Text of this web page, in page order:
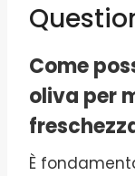
Come
oliva per
È